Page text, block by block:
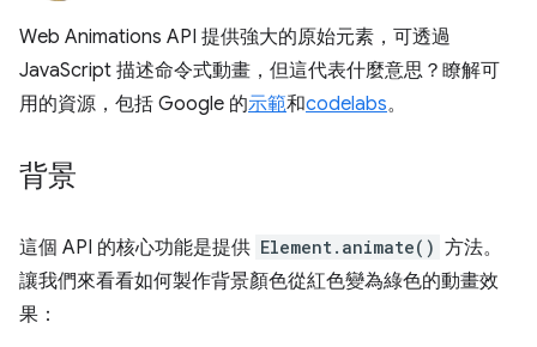
Web Animations API 提供強大的原始元素，可透過
JavaScript 描述命令式動畫，但這代表什麼意思？瞭解可
用的資源，包括 Google 的示範和codelabs。
背景
這個 API 的核心功能是提供 Element.animate() 方法。
讓我們來看看如何製作背景顏色從紅色變為綠色的動畫效
果：